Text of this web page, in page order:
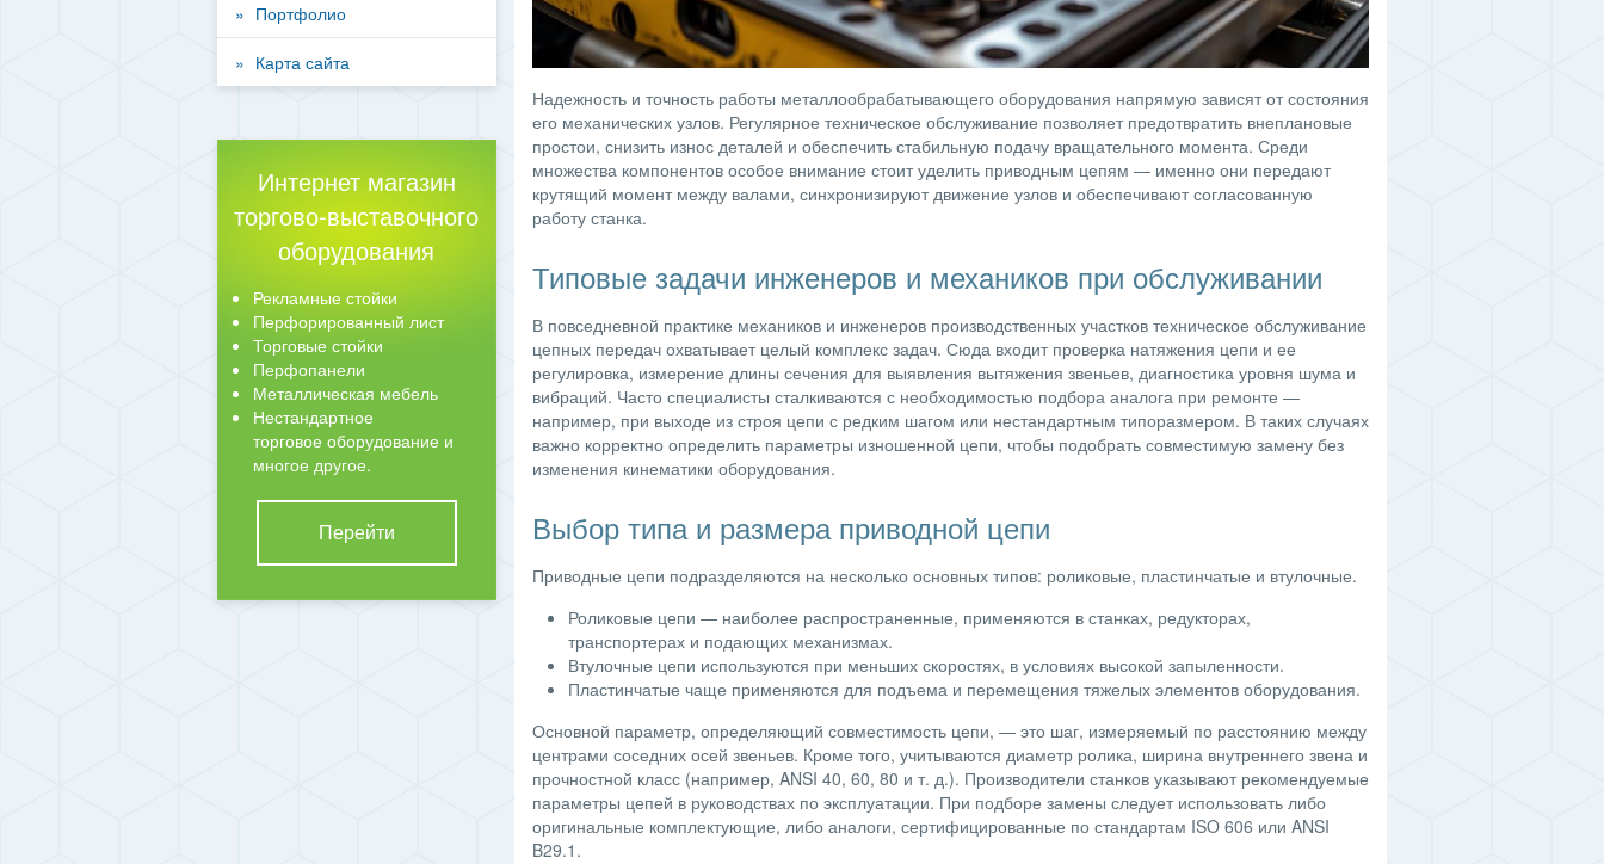
Надежность и точность работы металлообрабатывающего оборудования напрямую зависят от состояния
его механических узлов. Регулярное техническое обслуживание позволяет предотвратить внеплановые
простои, снизить износ деталей и обеспечить стабильную подачу вращательного момента. Среди
множества компонентов особое внимание стоит уделить приводным цепям — именно они передают
крутящий момент между валами, синхронизируют движение узлов и обеспечивают согласованную
работу станка.
Типовые задачи инженеров и механиков при обслуживании
В повседневной практике механиков и инженеров производственных участков техническое обслуживание
цепных передач охватывает целый комплекс задач. Сюда входит проверка натяжения цепи и ее
регулировка, измерение длины сечения для выявления вытяжения звеньев, диагностика уровня шума и
вибраций. Часто специалисты сталкиваются с необходимостью подбора аналога при ремонте —
например, при выходе из строя цепи с редким шагом или нестандартным типоразмером. В таких случаях
важно корректно определить параметры изношенной цепи, чтобы подобрать совместимую замену без
изменения кинематики оборудования.
Выбор типа и размера приводной цепи
Приводные цепи подразделяются на несколько основных типов: роликовые, пластинчатые и втулочные.
Роликовые цепи — наиболее распространенные, применяются в станках, редукторах,
транспортерах и подающих механизмах.
Втулочные цепи используются при меньших скоростях, в условиях высокой запыленности.
Пластинчатые чаще применяются для подъема и перемещения тяжелых элементов оборудования.
Основной параметр, определяющий совместимость цепи, — это шаг, измеряемый по расстоянию между
центрами соседних осей звеньев. Кроме того, учитываются диаметр ролика, ширина внутреннего звена и
прочностной класс (например, ANSI 40, 60, 80 и т. д.). Производители станков указывают рекомендуемые
параметры цепей в руководствах по эксплуатации. При подборе замены следует использовать либо
оригинальные комплектующие, либо аналоги, сертифицированные по стандартам ISO 606 или ANSI
B29.1.
Портфолио
Карта сайта
Интернет магазин
торгово-выставочного
оборудования
Рекламные стойки
Перфорированный лист
Торговые стойки
Перфопанели
Металлическая мебель
Нестандартное
торговое оборудование и
многое другое.
Перейти